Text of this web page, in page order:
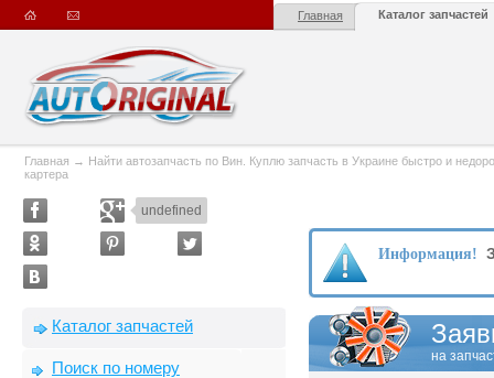
Главная Каталог запчастей
Главная → Найти автозапчасть по Вин. Куплю запчасть в Украине быстро и
картера
undefined
Каталог запчастей
Поиск по номеру
Информация!
на